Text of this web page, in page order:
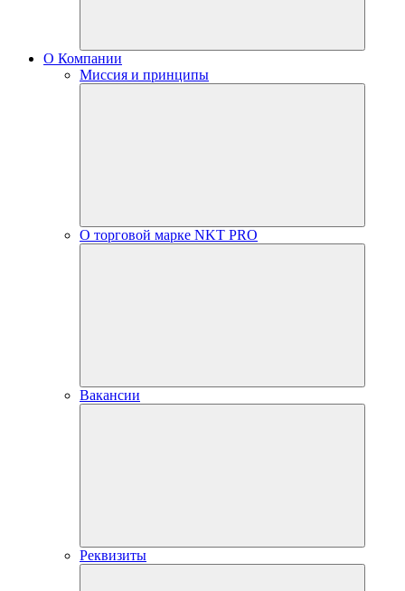
О Компании
Миссия и принципы
О торговой марке NKT PRO
Вакансии
Реквизиты